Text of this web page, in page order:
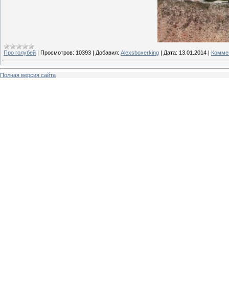
Про голубей | Просмотров: 10393 | Добавил: Alexsboxerking | Дата: 13.01.2014 |
Полная версия сайта